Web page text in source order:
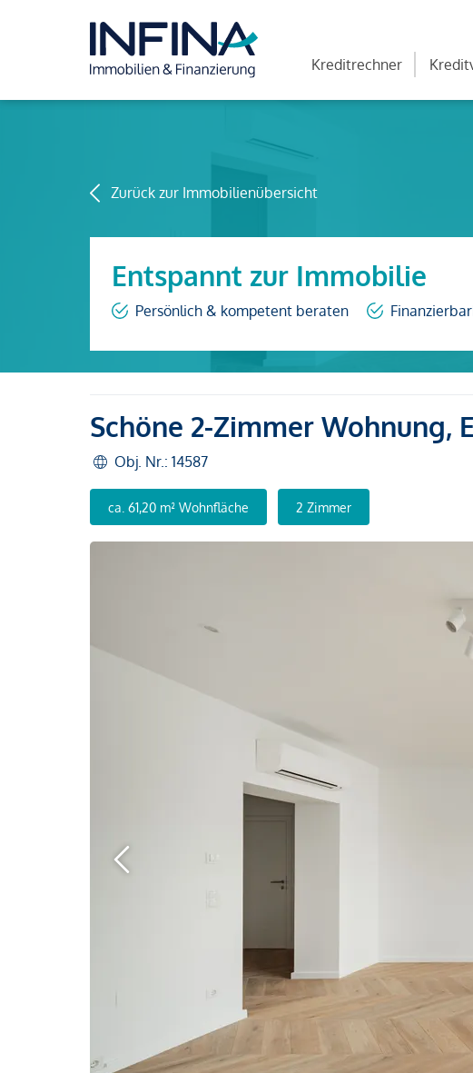
Kreditrechner
Zurück zur Immobilienübersicht
Entspannt zur Immobilie
Persönlich & kompetent beraten
Schöne 2-Zimmer Wohnung,
Obj. Nr.: 14587
ca. 61,20 m² Wohnfläche 2 Zimmer